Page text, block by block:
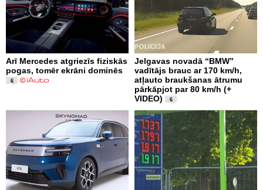
Arī Mercedes atgriezīs fiziskās
pogas, tomēr ekrāni dominēs
6
Jelgavas novadā “BMW”
vadītājs brauc ar 170 km/h,
atļauto braukšanas ātrumu
pārkāpjot par 80 km/h (+
VIDEO)
6